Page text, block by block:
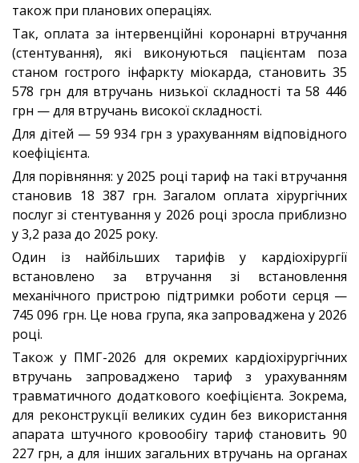
також при планових операціях.
Так, оплата за інтервенційні коронарні втручання
(стентування), які виконуються пацієнтам поза
станом гострого інфаркту міокарда, становить 35
578 грн для втручань низької складності та 58 446
грн — для втручань високої складності.
Для дітей — 59 934 грн з урахуванням відповідного
коефіцієнта.
Для порівняння: у 2025 році тариф на такі втручання
становив 18 387 грн. Загалом оплата хірургічних
послуг зі стентування у 2026 році зросла приблизно
у 3,2 раза до 2025 року.
Один із найбільших тарифів у кардіохірургії
встановлено за втручання зі встановлення
механічного пристрою підтримки роботи серця —
745 096 грн. Це нова група, яка запроваджена у 2026
році.
Також у ПМГ-2026 для окремих кардіохірургічних
втручань запроваджено тариф з урахуванням
травматичного додаткового коефіцієнта. Зокрема,
для реконструкції великих судин без використання
апарата штучного кровообігу тариф становить 90
227 грн, а для інших загальних втручань на органах